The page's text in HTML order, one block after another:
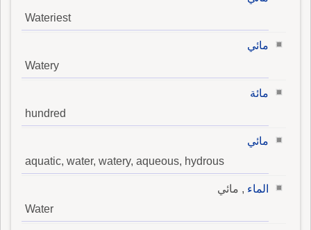
Wateriest
مائي
Watery
مائة
hundred
مائي
aquatic, water, watery, aqueous, hydrous
الماء , مائي
Water